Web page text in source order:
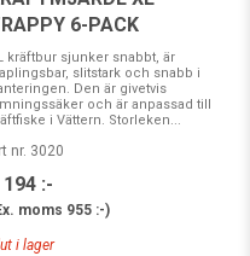
6-PACK
kräftbur sjunker snabbt, är
slitstark och snabb i
Den är givetvis
och är anpassad till
i Vättern. Storleken...
nr. 3020
194 :-
moms 955 :-)
i lager